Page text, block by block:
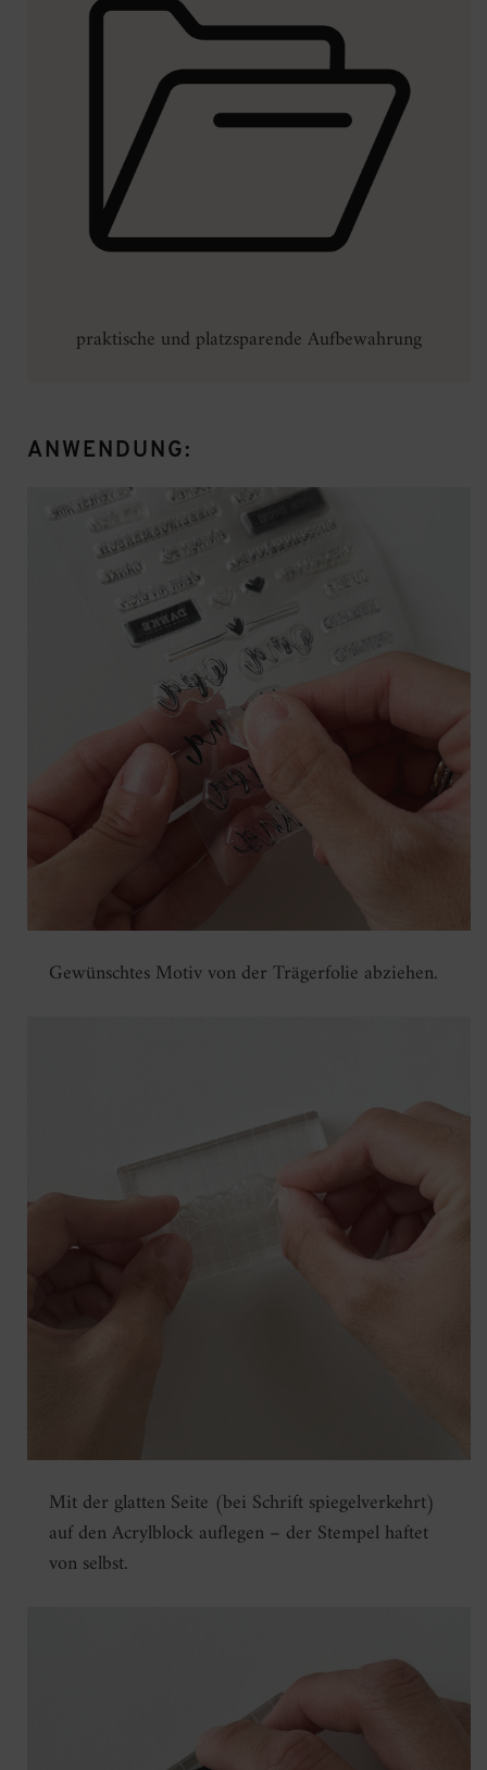
praktische und platzsparende Aufbewahrung
ANWENDUNG:
Gewünschtes Motiv von der Trägerfolie abziehen.
Mit der glatten Seite (bei Schrift spiegelverkehrt)
auf den Acrylblock auflegen – der Stempel haftet
von selbst.